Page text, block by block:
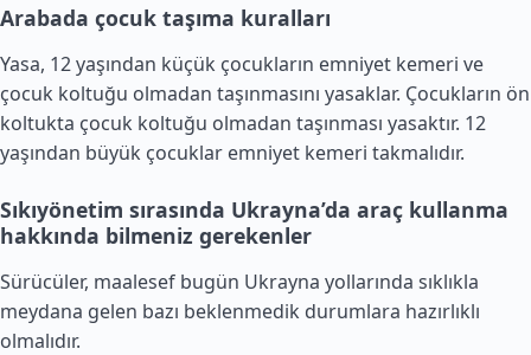
Arabada çocuk taşıma kuralları
Yasa, 12 yaşından küçük çocukların emniyet kemeri ve
çocuk koltuğu olmadan taşınmasını yasaklar. Çocukların ön
koltukta çocuk koltuğu olmadan taşınması yasaktır. 12
yaşından büyük çocuklar emniyet kemeri takmalıdır.
Sıkıyönetim sırasında Ukrayna’da araç kullanma
hakkında bilmeniz gerekenler
Sürücüler, maalesef bugün Ukrayna yollarında sıklıkla
meydana gelen bazı beklenmedik durumlara hazırlıklı
olmalıdır.